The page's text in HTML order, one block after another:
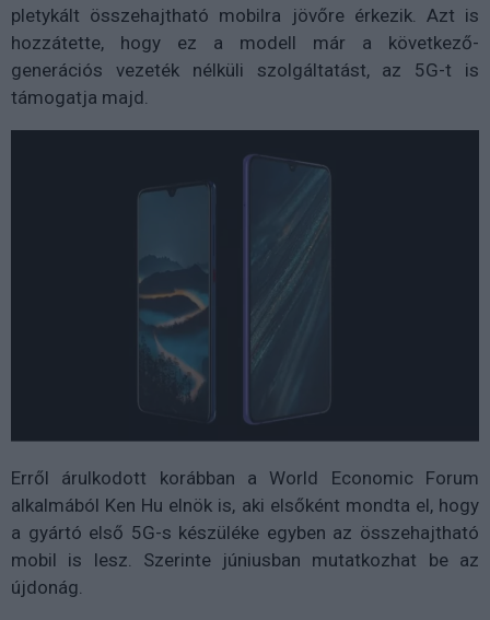
pletykált összehajtható mobilra jövőre érkezik. Azt is
hozzátette, hogy ez a modell már a következő-
generációs vezeték nélküli szolgáltatást, az 5G-t is
támogatja majd.
Erről árulkodott korábban a World Economic Forum
alkalmából Ken Hu elnök is, aki elsőként mondta el, hogy
a gyártó első 5G-s készüléke egyben az összehajtható
mobil is lesz. Szerinte júniusban mutatkozhat be az
újdonág.